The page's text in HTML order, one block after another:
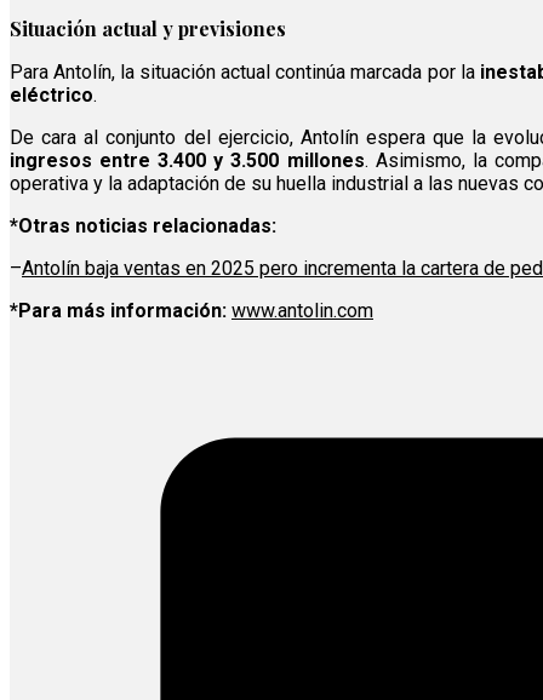
Situación actual y previsiones
Para Antolín, la situación actual continúa marcada por la
eléctrico.
De cara al conjunto del ejercicio, Antolín espera que la
ingresos entre 3.400 y 3.500 millones. Asimismo, la
operativa y la adaptación de su huella industrial a las nuevas
*Otras noticias relacionadas:
–Antolín baja ventas en 2025 pero incrementa la cartera de
*Para más información: www.antolin.com